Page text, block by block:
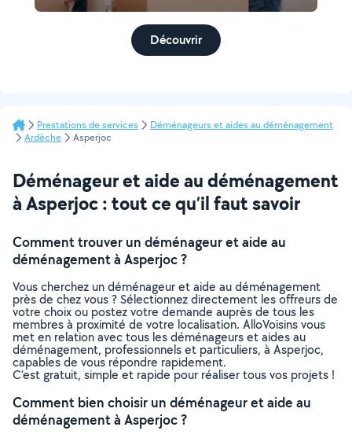
Découvrir
Prestations de services
Déménageurs et aides au déménagement
Ardèche
Asperjoc
Déménageur et aide au déménagement
à Asperjoc : tout ce qu’il faut savoir
Comment trouver un déménageur et aide au
déménagement à Asperjoc ?
Vous cherchez un déménageur et aide au déménagement
près de chez vous ? Sélectionnez directement les offreurs de
votre choix ou postez votre demande auprès de tous les
membres à proximité de votre localisation. AlloVoisins vous
met en relation avec tous les déménageurs et aides au
déménagement, professionnels et particuliers, à Asperjoc,
capables de vous répondre rapidement.
C’est gratuit, simple et rapide pour réaliser tous vos projets !
Comment bien choisir un déménageur et aide au
déménagement à Asperjoc ?